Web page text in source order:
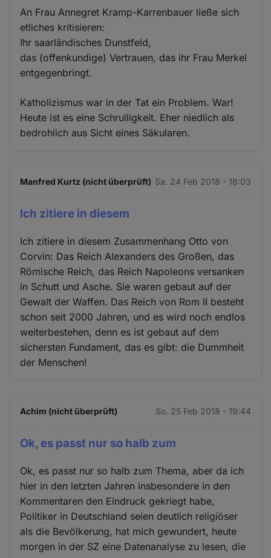
An Frau Annegret Kramp-Karrenbauer ließe sich
etliches kritisieren:
Ihr saarländisches Dunstfeld,
das (offenkundige) Vertrauen, das ihr Frau Merkel
entgegenbringt.
Katholizismus war in der Tat ein Problem. War!
Heute ist es eine Schrulligkeit. Eher niedlich als
bedrohlich aus Sicht eines Säkularen.
Manfred Kurtz (nicht überprüft) Sa. 24 Feb 2018 - 18:03
Ich zitiere in diesem
Ich zitiere in diesem Zusammenhang Otto von
Corvin: Das Reich Alexanders des Großen, das
Römische Reich, das Reich Napoleons versanken
in Schutt und Asche. Sie waren gebaut auf der
Gewalt der Waffen. Das Reich von Rom II besteht
schon seit 2000 Jahren, und es wird noch endlos
weiterbestehen, denn es ist gebaut auf dem
sichersten Fundament, das es gibt: die Dummheit
der Menschen!
Achim (nicht überprüft) So. 25 Feb 2018 - 19:44
Ok, es passt nur so halb zum
Ok, es passt nur so halb zum Thema, aber da ich
hier in den letzten Jahren insbesondere in den
Kommentaren den Eindruck gekriegt habe,
Politiker in Deutschland seien deutlich religiöser
als die Bevölkerung, hat mich gewundert, heute
morgen in der SZ eine Datenanalyse zu lesen, die